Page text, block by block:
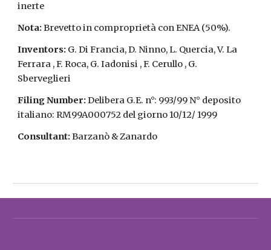
inerte
Nota:Brevetto in comproprietà con ENEA (50%).
Inventors: G. Di Francia, D. Ninno, L. Quercia, V. La
Ferrara , F. Roca, G. Iadonisi , F. Cerullo , G.
Sberveglieri
Filing Number:Delibera G.E. n°: 993/99 N° deposito
italiano: RM99A000752 del giorno 10/12/ 1999
Consultant:Barzanò & Zanardo